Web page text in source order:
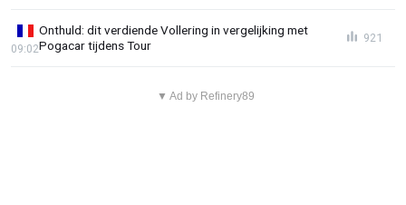
Onthuld: dit verdiende Vollering in vergelijking met
Pogacar tijdens Tour
09:02
921
▼ Ad by Refinery89